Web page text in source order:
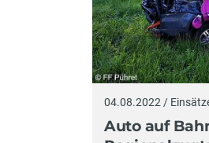
04.08.2022 /
Auto auf